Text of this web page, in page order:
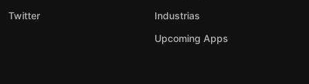
Twitter
Industrias
Upcoming Apps